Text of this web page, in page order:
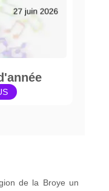
de la Broye un